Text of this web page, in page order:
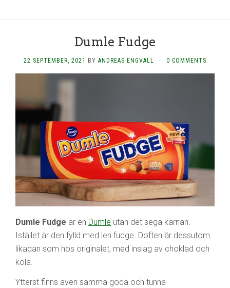
Dumle Fudge
22 SEPTEMBER, 2021 BY ANDREAS ENGVALL · 0 COMMENTS
Dumle Fudge är en Dumle utan det sega kärnan.
Istället är den fylld med len fudge. Doften är dessutom
likadan som hos originalet, med inslag av choklad och
kola.
Ytterst finns även samma goda och tunna